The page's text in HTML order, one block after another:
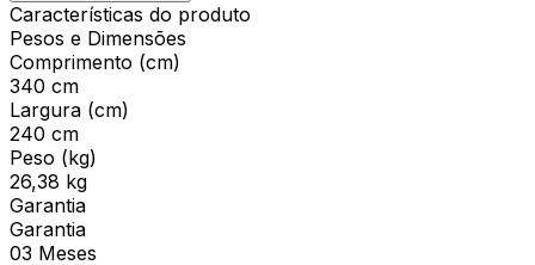
Características do produto
Pesos e Dimensões
Comprimento (cm)
340 cm
Largura (cm)
240 cm
Peso (kg)
26,38 kg
Garantia
Garantia
03 Meses